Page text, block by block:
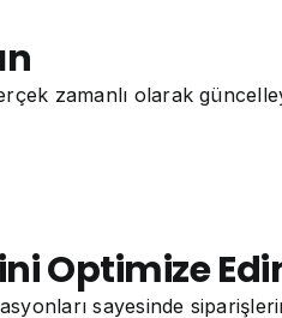
zamanlı olarak
Optimize
sayesinde